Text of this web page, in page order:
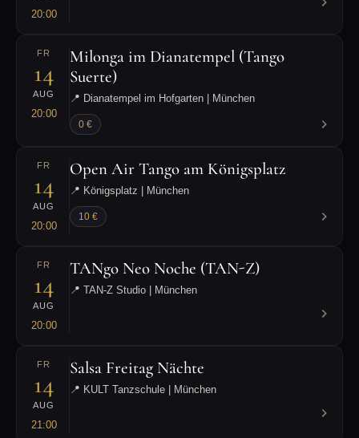
20:00
FR
14
AUG
20:00
Milonga im Dianatempel (Tango
Suerte)
📍 Dianatempel im Hofgarten | München
0 €
FR
14
AUG
20:00
Open Air Tango am Königsplatz
📍 Königsplatz | München
10 €
FR
14
AUG
20:00
TANgo Neo Noche (TAN-Z)
📍 TAN-Z Studio | München
FR
14
AUG
21:00
Salsa Freitag Nächte
📍 KULT Tanzschule | München